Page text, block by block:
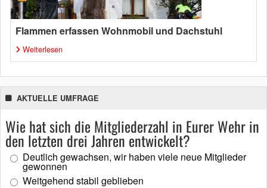
Flammen erfassen Wohnmobil und Dachstuhl
Weiterlesen
AKTUELLE UMFRAGE
Wie hat sich die Mitgliederzahl in Eurer Wehr in
den letzten drei Jahren entwickelt?
Deutlich gewachsen, wir haben viele neue Mitglieder
gewonnen
Weitgehend stabil geblieben